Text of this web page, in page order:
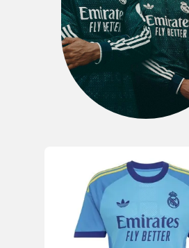
Ανοίγει ένα Modal για να